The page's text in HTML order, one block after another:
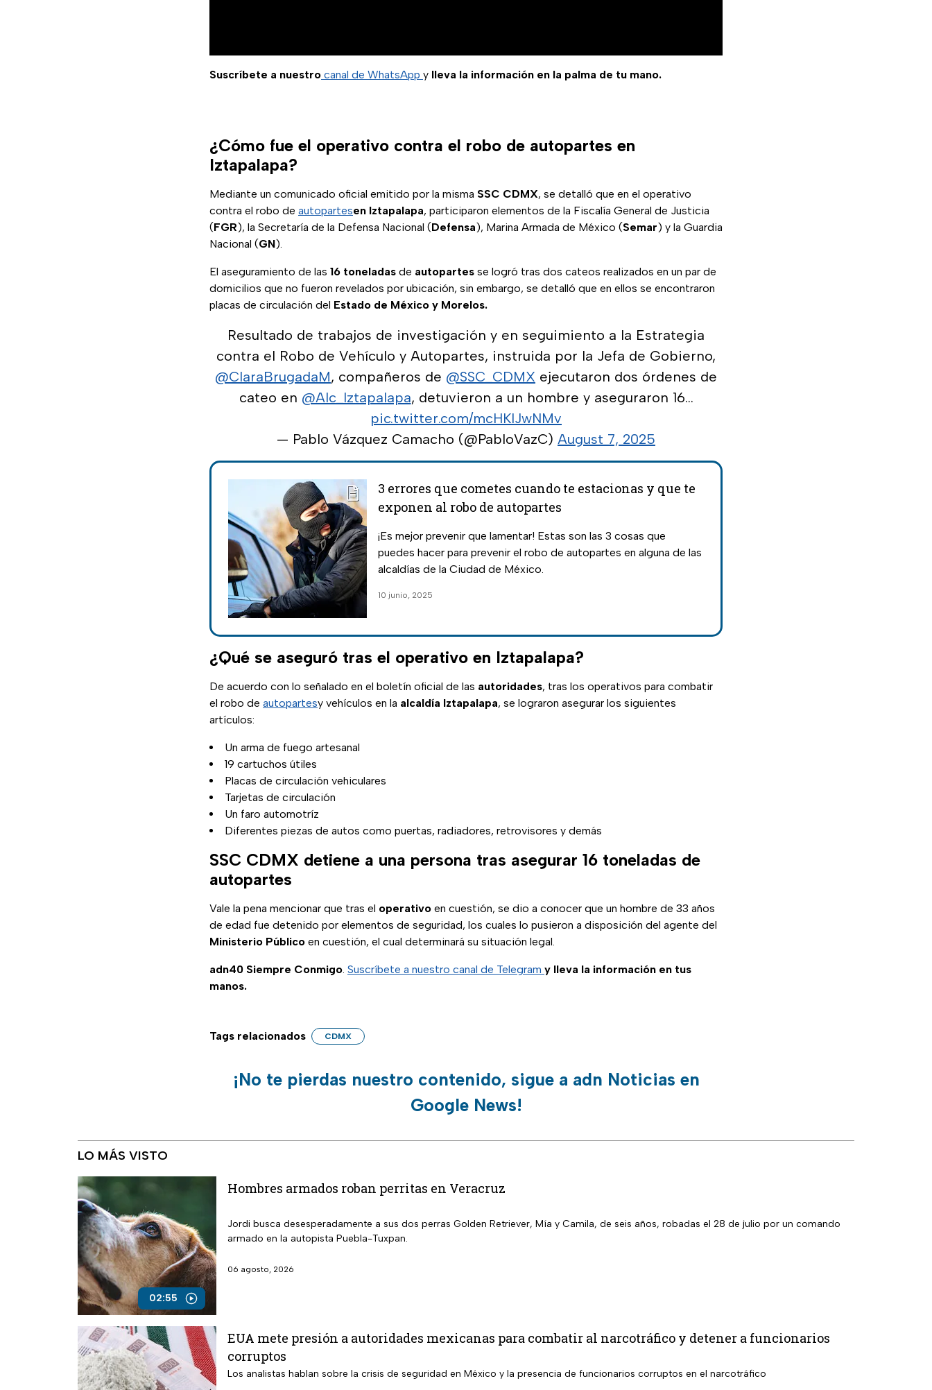
Suscríbete a nuestro canal de WhatsApp y lleva la información en la palma de tu mano.
¿Cómo fue el operativo contra el robo de autopartes en
Iztapalapa?
Mediante un comunicado oficial emitido por la misma SSC CDMX, se detalló que en el operativo
contra el robo de autopartesen Iztapalapa, participaron elementos de la Fiscalía General de Justicia
(FGR), la Secretaría de la Defensa Nacional (Defensa), Marina Armada de México (Semar) y la Guardia
Nacional (GN).
El aseguramiento de las 16 toneladas de autopartes se logró tras dos cateos realizados en un par de
domicilios que no fueron revelados por ubicación, sin embargo, se detalló que en ellos se encontraron
placas de circulación del Estado de México y Morelos.
Resultado de trabajos de investigación y en seguimiento a la Estrategia
contra el Robo de Vehículo y Autopartes, instruida por la Jefa de Gobierno,
@ClaraBrugadaM, compañeros de @SSC_CDMX ejecutaron dos órdenes de
cateo en @Alc_Iztapalapa, detuvieron a un hombre y aseguraron 16…
pic.twitter.com/mcHKIJwNMv
— Pablo Vázquez Camacho (@PabloVazC) August 7, 2025
3 errores que cometes cuando te estacionas y que te
exponen al robo de autopartes
¡Es mejor prevenir que lamentar! Estas son las 3 cosas que
puedes hacer para prevenir el robo de autopartes en alguna de las
alcaldías de la Ciudad de México.
10 junio, 2025
¿Qué se aseguró tras el operativo en Iztapalapa?
De acuerdo con lo señalado en el boletín oficial de las autoridades, tras los operativos para combatir
el robo de autopartesy vehículos en la alcaldía Iztapalapa, se lograron asegurar los siguientes
artículos:
Un arma de fuego artesanal
19 cartuchos útiles
Placas de circulación vehiculares
Tarjetas de circulación
Un faro automotríz
Diferentes piezas de autos como puertas, radiadores, retrovisores y demás
SSC CDMX detiene a una persona tras asegurar 16 toneladas de
autopartes
Vale la pena mencionar que tras el operativo en cuestión, se dio a conocer que un hombre de 33 años
de edad fue detenido por elementos de seguridad, los cuales lo pusieron a disposición del agente del
Ministerio Público en cuestión, el cual determinará su situación legal.
adn40 Siempre Conmigo. Suscríbete a nuestro canal de Telegram y lleva la información en tus
manos.
Tags relacionados CDMX
¡No te pierdas nuestro contenido, sigue a adn Noticias en
Google News!
LO MÁS VISTO
02:55
Hombres armados roban perritas en Veracruz
Jordi busca desesperadamente a sus dos perras Golden Retriever, Mía y Camila, de seis años, robadas el 28 de julio por un comando
armado en la autopista Puebla-Tuxpan.
06 agosto, 2026
EUA mete presión a autoridades mexicanas para combatir al narcotráfico y detener a funcionarios
corruptos
Los analistas hablan sobre la crisis de seguridad en México y la presencia de funcionarios corruptos en el narcotráfico